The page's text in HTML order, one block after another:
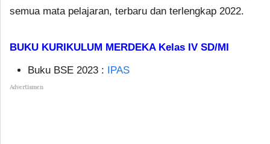
semua mata pelajaran, terbaru dan terlengkap 2022.
BUKU KURIKULUM MERDEKA Kelas IV SD/MI
Buku BSE 2023 :
IPAS
Advertismen